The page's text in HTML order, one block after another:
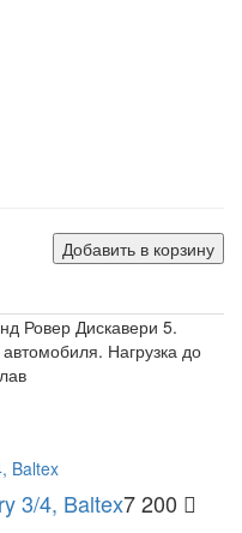
Добавить в корзину
Ровер Дискавери 5.
Нагрузка до
3/4, Baltex7 200